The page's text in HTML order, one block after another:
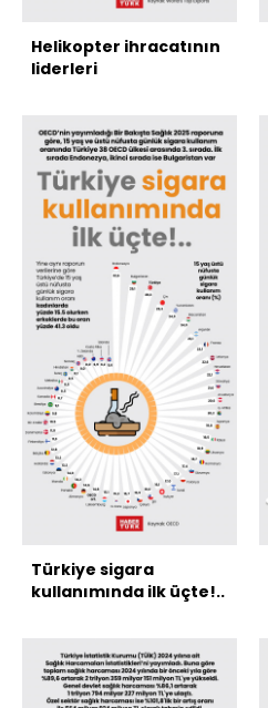
Helikopter ihracatının
liderleri
Türkiye sigara
kullanımında ilk üçte!..